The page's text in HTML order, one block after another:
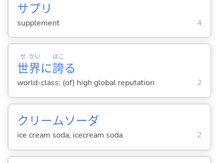
サプリ
supplement 4
世
せ
界
かい
に誇
ほこ
る
world-class; (of) high global reputation 2
クリームソーダ
ice cream soda; icecream soda 2